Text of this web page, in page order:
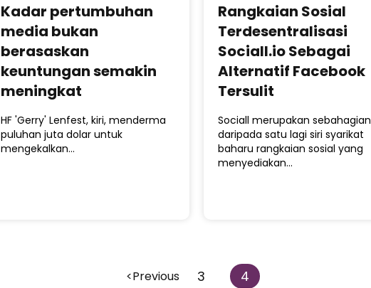
Kadar pertumbuhan
media bukan
berasaskan
keuntungan semakin
meningkat
HF 'Gerry' Lenfest, kiri, menderma
puluhan juta dolar untuk
mengekalkan…
Rangkaian Sosial
Terdesentralisasi
Sociall.io Sebagai
Alternatif Facebook
Tersulit
Sociall merupakan sebahagian
daripada satu lagi siri syarikat
baharu rangkaian sosial yang
menyediakan…
<Previous 3 4